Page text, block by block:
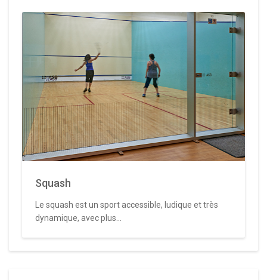
Squash
Le squash est un sport accessible, ludique et très
dynamique, avec plus...